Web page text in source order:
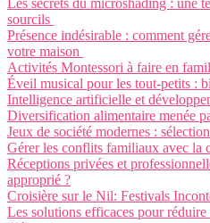
Les secrets du microshading : une
sourcils
Présence indésirable : comment
votre maison
Activités Montessori à faire en
Éveil musical pour les tout-petits :
Intelligence artificielle et
Diversification alimentaire menée
Jeux de société modernes :
Gérer les conflits familiaux avec la
Réceptions privées et
approprié ?
Croisière sur le Nil: Festivals
Les solutions efficaces pour